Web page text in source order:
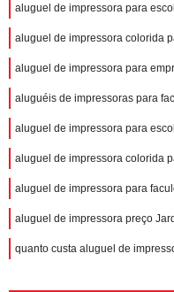
aluguel de impressora para
aluguel de impressora colorida
aluguel de impressora para
aluguéis de impressoras para
aluguel de impressora para
aluguel de impressora colorida
aluguel de impressora para
aluguel de impressora preço
quanto custa aluguel de